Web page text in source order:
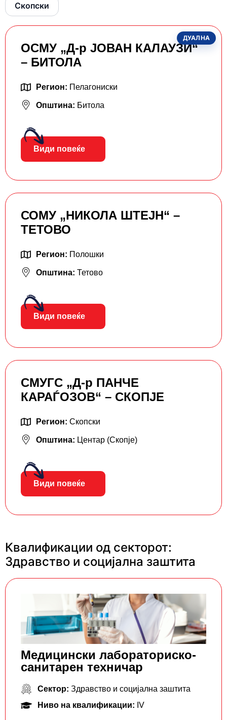
Скопски
ДУАЛНА
ОСМУ „Д-р ЈОВАН КАЛАУЗИ“
– БИТОЛА
Регион: Пелагониски
Општина: Битола
Види повеќе
СОМУ „НИКОЛА ШТЕЈН“ –
ТЕТОВО
Регион: Полошки
Општина: Тетово
Види повеќе
СМУГС „Д-р ПАНЧЕ
КАРАЃОЗОВ“ – СКОПЈЕ
Регион: Скопски
Општина: Центар (Скопје)
Види повеќе
Квалификации од секторот:
Здравство и социјална заштита
Mедицински лабораторискo-
санитарен техничар
Сектор: Здравство и социјална заштита
Ниво на квалификации: IV